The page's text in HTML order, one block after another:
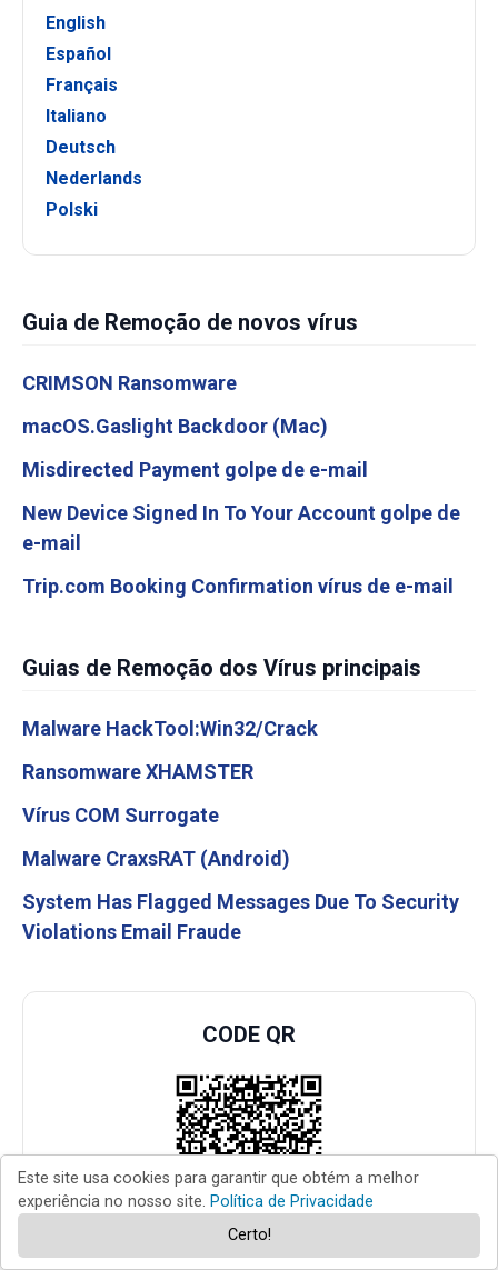
English
Español
Français
Italiano
Deutsch
Nederlands
Polski
Guia de Remoção de novos vírus
CRIMSON Ransomware
macOS.Gaslight Backdoor (Mac)
Misdirected Payment golpe de e-mail
New Device Signed In To Your Account golpe de
e-mail
Trip.com Booking Confirmation vírus de e-mail
Guias de Remoção dos Vírus principais
Malware HackTool:Win32/Crack
Ransomware XHAMSTER
Vírus COM Surrogate
Malware CraxsRAT (Android)
System Has Flagged Messages Due To Security
Violations Email Fraude
CODE QR
Digitalize o código QR para ter um guia de remoção de
Este site usa cookies para garantir que obtém a melhor
experiência no nosso site. Política de Privacidade
Certo!